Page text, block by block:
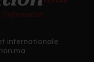
internationale